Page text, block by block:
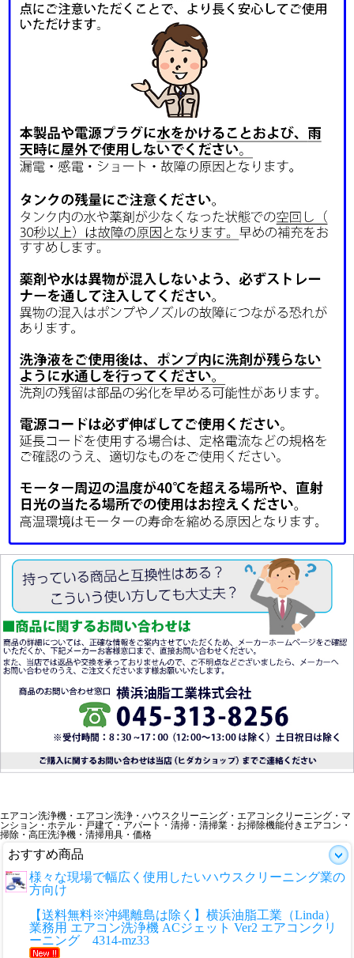
エアコン洗浄機・エアコン洗浄・ハウスクリーニング・エアコンクリーニング・マ
ンション・ホテル・戸建て・アパート・清掃・清掃業・お掃除機能付きエアコン・
掃除・高圧洗浄機・清掃用具・価格
おすすめ商品
様々な現場で幅広く使用したいハウスクリーニング業の
方向け
【送料無料※沖縄離島は除く】横浜油脂工業（Linda）
業務用 エアコン洗浄機 ACジェット Ver2 エアコンクリ
ーニング 4314-mz33